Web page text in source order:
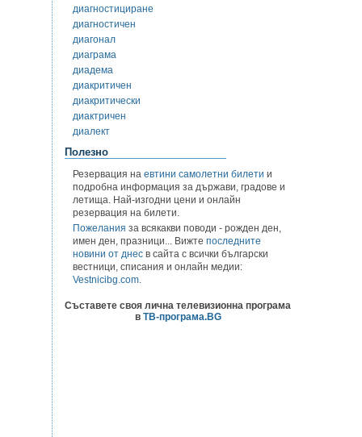
диагностициране
диагностичен
диагонал
диаграма
диадема
диакритичен
диакритически
диактричен
диалект
Полезно
Резервация на евтини самолетни билети и
подробна информация за държави, градове и
летища. Най-изгодни цени и онлайн
резервация на билети.
Пожелания за всякакви поводи - рожден ден,
имен ден, празници... Вижте последните
новини от днес в сайта с всички български
вестници, списания и онлайн медии:
Vestnicibg.com.
Съставете своя лична телевизионна програма
в ТВ-програма.BG